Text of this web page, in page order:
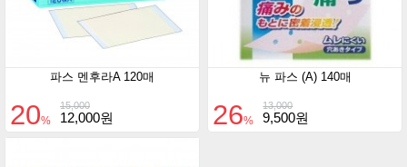
파스 멘후라A 120매
15,000
20% 12,000원
뉴 파스 (A) 140매
13,000
26% 9,500원